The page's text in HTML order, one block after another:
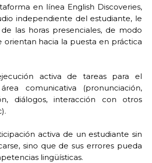
en línea English Discoveries,
independiente del estudiante, le
las horas presenciales, de modo
orientan hacia la puesta en práctica
activa de tareas para el
comunicativa (pronunciación,
diálogos, interacción con otros
activa de un estudiante sin
sino que de sus errores pueda
lingüísticas.